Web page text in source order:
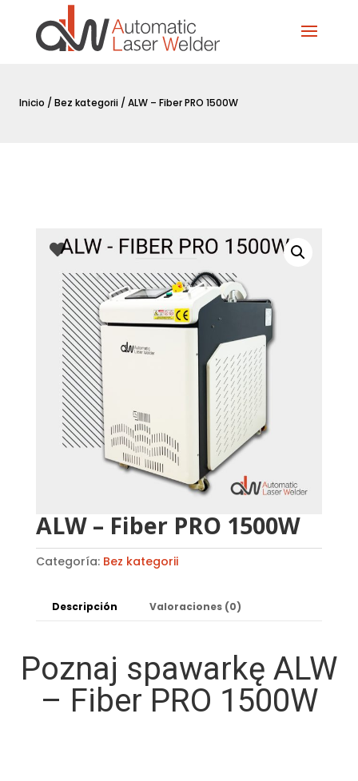
Inicio /Bez kategorii / ALW – Fiber PRO 1500W
ALW – Fiber PRO 1500W
Categoría: Bez kategorii
Descripción Valoraciones (0)
Poznaj spawarkę ALW
– Fiber PRO 1500W